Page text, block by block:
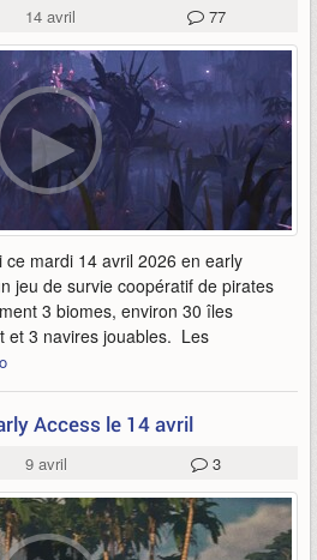
14 avril 77
ce mardi 14 avril 2026 en early
jeu de survie coopératif de pirates
3 biomes, environ 30 îles
et 3 navires jouables. Les
Access le 14 avril
9 avril 3